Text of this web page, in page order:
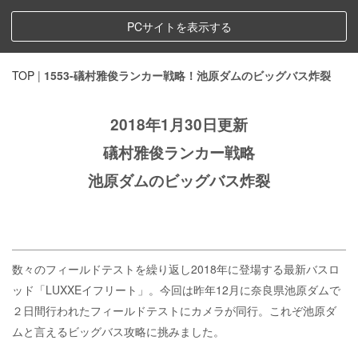
PCサイトを表示する
TOP | 1553-礒村雅俊ランカー戦略！池原ダムのビッグバス炸裂
2018年1月30日更新
礒村雅俊ランカー戦略
池原ダムのビッグバス炸裂
数々のフィールドテストを繰り返し2018年に登場する最新バスロ
ッド「LUXXEイフリート」。今回は昨年12月に奈良県池原ダムで
２日間行われたフィールドテストにカメラが同行。これぞ池原ダ
ムと言えるビッグバス攻略に挑みました。